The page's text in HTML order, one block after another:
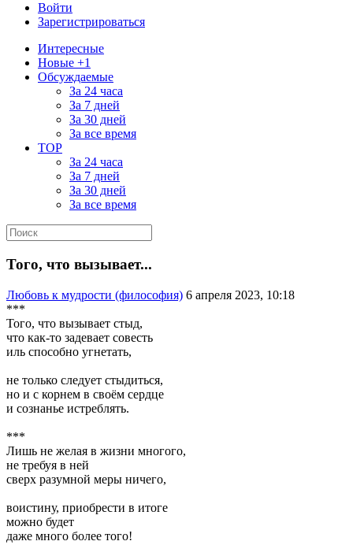
Войти
Зарегистрироваться
Интересные
Новые +1
Обсуждаемые
За 24 часа
За 7 дней
За 30 дней
За все время
TOP
За 24 часа
За 7 дней
За 30 дней
За все время
Того, что вызывает...
Любовь к мудрости (философия) 6 апреля 2023, 10:18
***
Того, что вызывает стыд,
что как-то задевает совесть
иль способно угнетать,
не только следует стыдиться,
но и с корнем в своём сердце
и сознанье истреблять.
***
Лишь не желая в жизни многого,
не требуя в ней
сверх разумной меры ничего,
воистину, приобрести в итоге
можно будет
даже много более того!